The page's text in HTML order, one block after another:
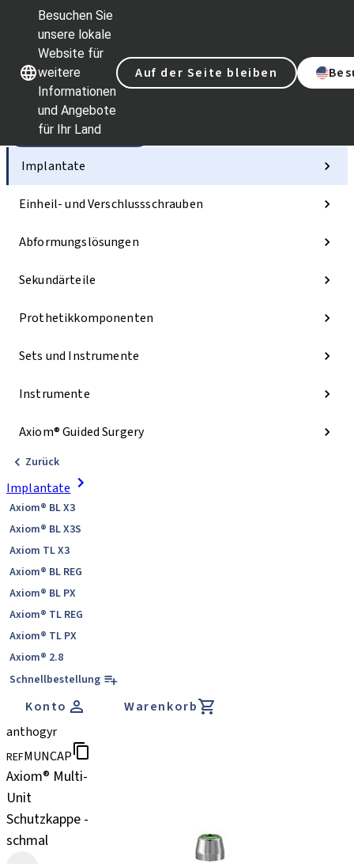
Besuchen Sie
unsere lokale
Website für
weitere
Informationen
und Angebote
für Ihr Land
Auf der Seite bleiben
Unsere MarkenUnsere Marken
Kategorien
Implantate
Einheil- und Verschlussschrauben
Abformungslösungen
Sekundärteile
Prothetikkomponenten
Sets und Instrumente
Instrumente
Axiom® Guided Surgery
Zurück
Implantate
Axiom® BL X3
Axiom® BL X3S
Axiom TL X3
Axiom® BL REG
Axiom® BL PX
Axiom® TL REG
Axiom® TL PX
Axiom® 2.8
Schnellbestellung
Konto
Warenkorb
anthogyr
REFMUNCAP
Axiom® Multi-
Unit
Schutzkappe -
schmal